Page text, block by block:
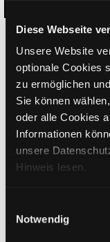
Diese Webseite
Unsere Website
optionale Cookies
zu ermöglichen
Sie können
oder alle Cookies
Informationen
unsere
Hinweis lesen.
Notwendig
GRÖSSE WÄHLEN
499 inkl. MwSt. /
BITTE WÄHLEN SIE EINE